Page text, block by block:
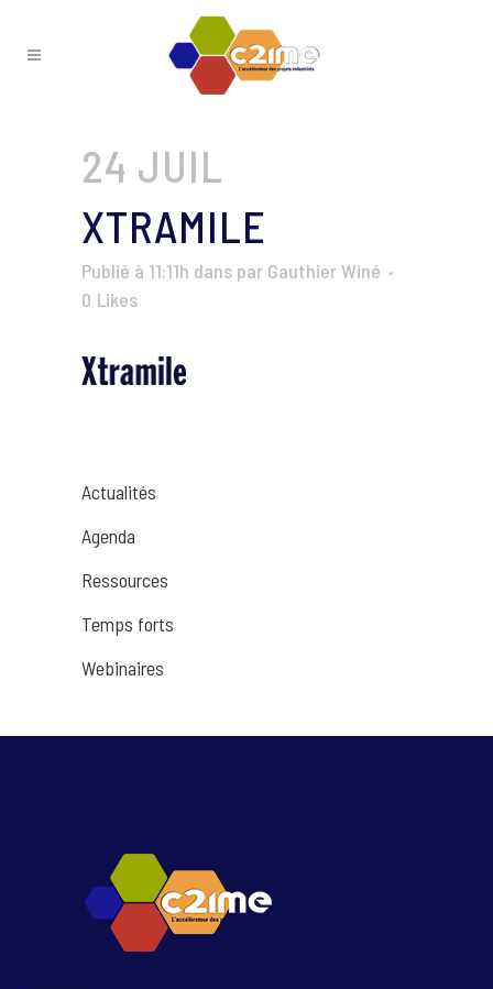
24 JUIL
XTRAMILE
Publié à 11:11h dans par Gauthier Winé
0 Likes
Actualités
Agenda
Ressources
Temps forts
Webinaires